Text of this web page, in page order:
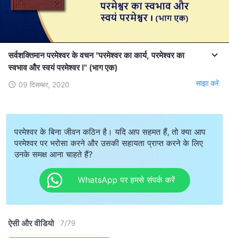
सर्वशक्तिमान परमेश्वर के वचन "परमेश्वर का कार्य, परमेश्वर का
स्वभाव और स्वयं परमेश्वर I" (भाग एक)
09 दिसम्बर, 2020 साझा करें
परमेश्वर के बिना जीवन कठिन है। यदि आप सहमत हैं, तो क्या आप
परमेश्वर पर भरोसा करने और उसकी सहायता प्राप्त करने के लिए
उनके समक्ष आना चाहते हैं?
WhatsApp पर हमसे संपर्क करें
ऐसी और वीडियो 7/79